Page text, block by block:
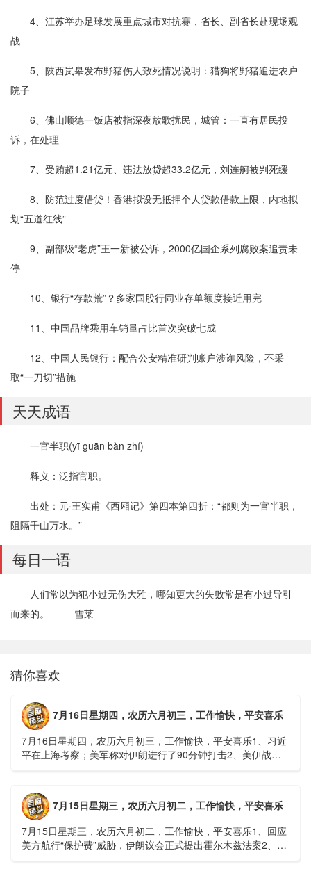
4、江苏举办足球发展重点城市对抗赛，省长、副省长赴现场观
战
5、陕西岚皋发布野猪伤人致死情况说明：猎狗将野猪追进农户
院子
6、佛山顺德一饭店被指深夜放歌扰民，城管：一直有居民投
诉，在处理
7、受贿超1.21亿元、违法放贷超33.2亿元，刘连舸被判死缓
8、防范过度借贷！香港拟设无抵押个人贷款借款上限，内地拟
划“五道红线”
9、副部级“老虎”王一新被公诉，2000亿国企系列腐败案追责未
停
10、银行“存款荒”？多家国股行同业存单额度接近用完
11、中国品牌乘用车销量占比首次突破七成
12、中国人民银行：配合公安精准研判账户涉诈风险，不采
取“一刀切”措施
天天成语
一官半职(yī guān bàn zhí)
释义：泛指官职。
出处：元·王实甫《西厢记》第四本第四折：“都则为一官半职，
阻隔千山万水。”
每日一语
人们常以为犯小过无伤大雅，哪知更大的失败常是有小过导引
而来的。 —— 雪莱
猜你喜欢
7月16日星期四，农历六月初三，工作愉快，平安喜乐
7月16日星期四，农历六月初三，工作愉快，平安喜乐1、习近
平在上海考察；美军称对伊朗进行了90分钟打击2、美伊战争
7月15日星期三，农历六月初二，工作愉快，平安喜乐
7月15日星期三，农历六月初二，工作愉快，平安喜乐1、回应
美方航行“保护费”威胁，伊朗议会正式提出霍尔木兹法案2、全